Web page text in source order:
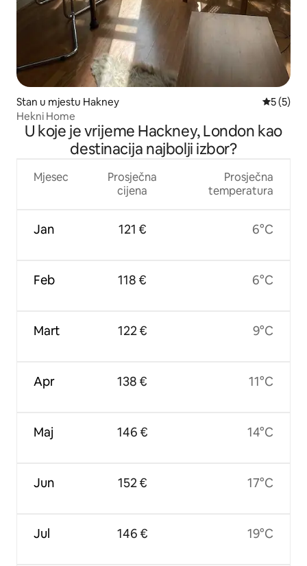
Stan u mjestu Hakney
5 (5)
Hekni Home
U koje je vrijeme Hackney, London kao
destinacija najbolji izbor?
Mjesec
Jan
Feb
Mart
Apr
Maj
Jun
Jul
Prosječna
cijena
121 €
118 €
122 €
138 €
146 €
152 €
146 €
Prosječna
temperatura
6°C
6°C
9°C
11°C
14°C
17°C
19°C